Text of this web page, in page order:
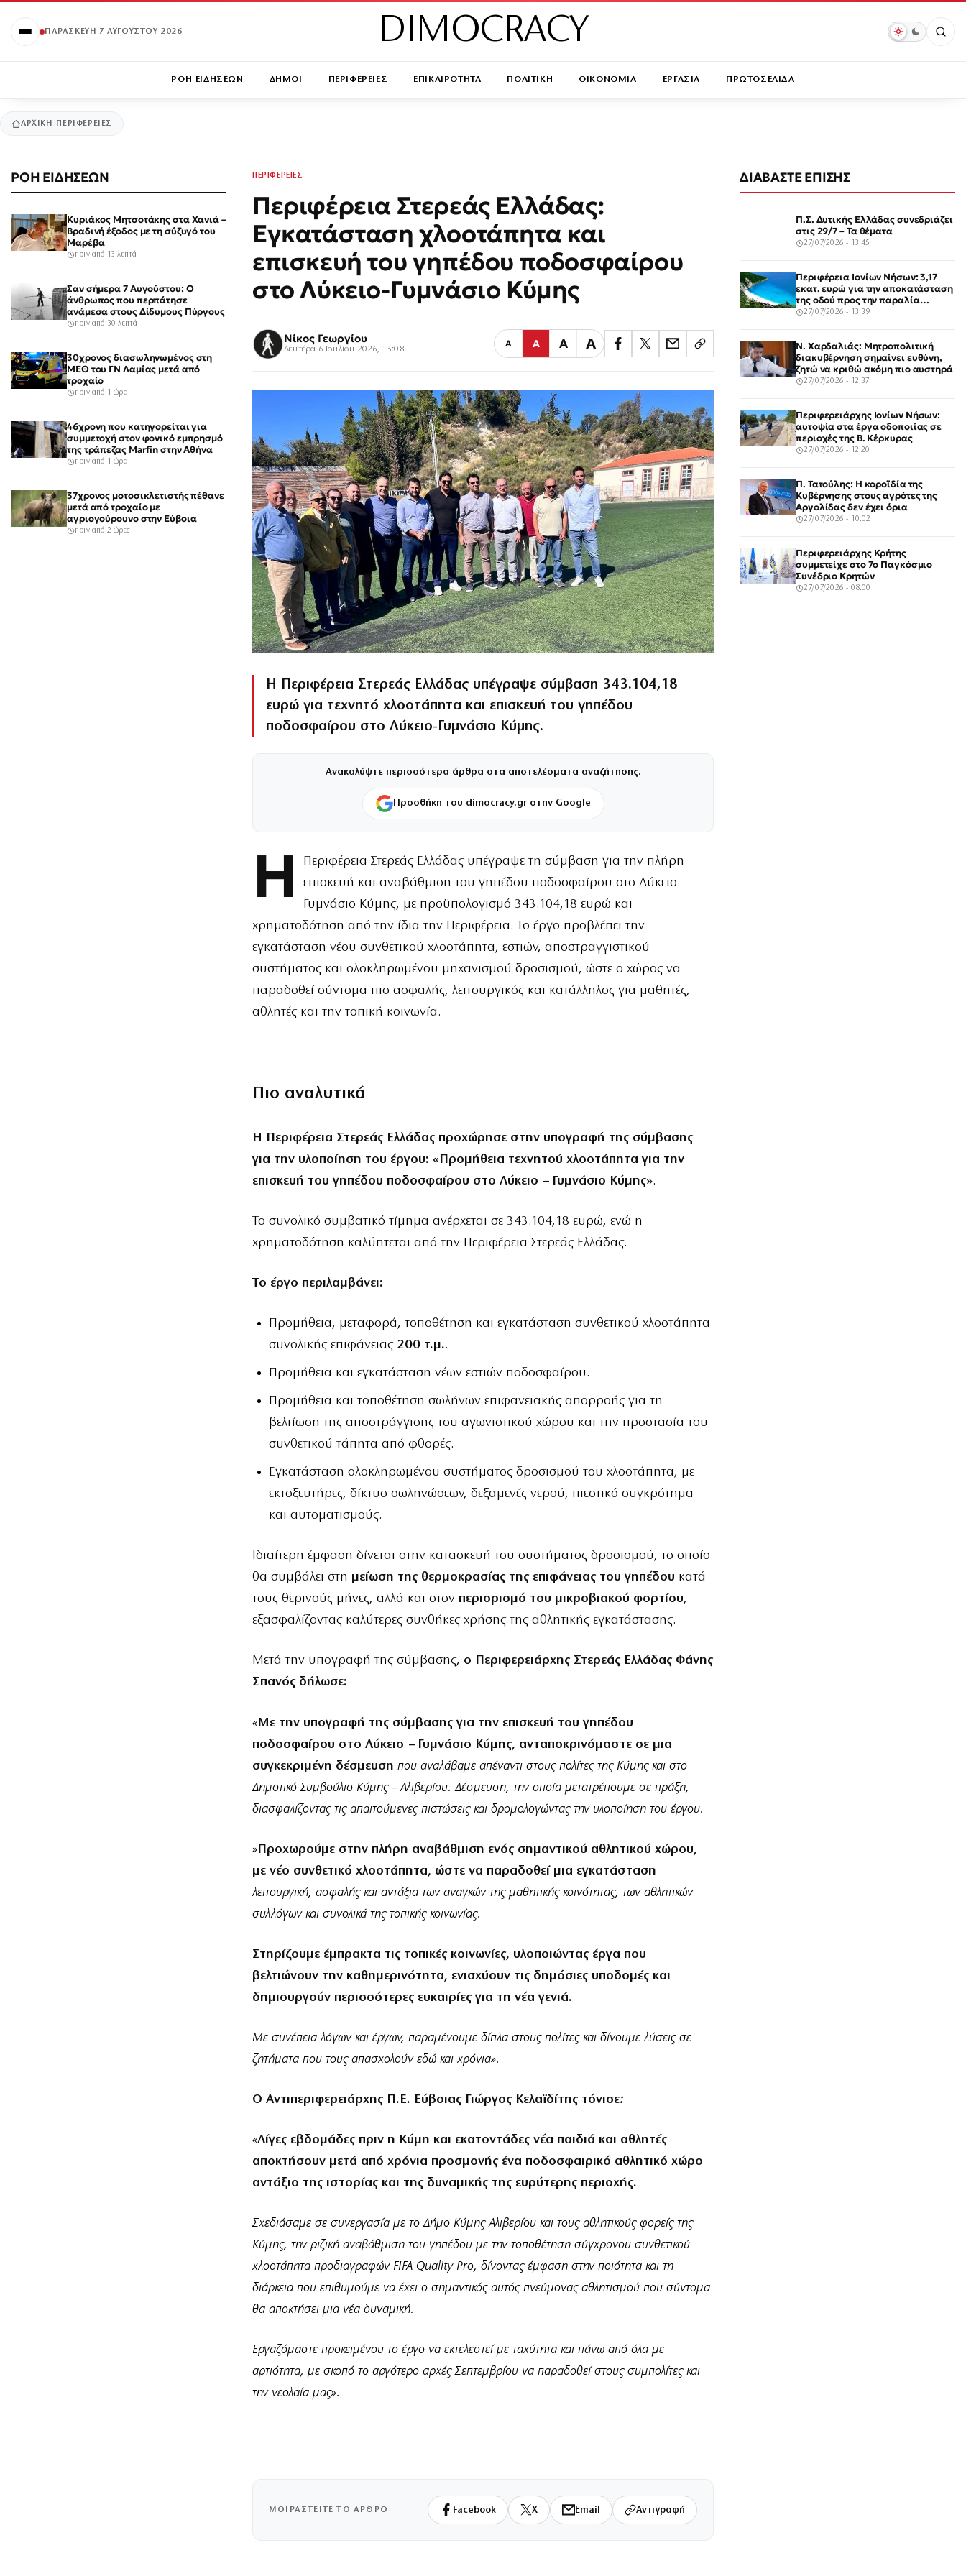
ΠΑΡΑΣΚΕΥΉ 7 ΑΥΓΟΎΣΤΟΥ 2026 DIMOCRACY
ΡΟΗ ΕΙΔΗΣΕΩΝ ΔΗΜΟΙ ΠΕΡΙΦΕΡΕΙΕΣ ΕΠΙΚΑΙΡΟΤΗΤΑ ΠΟΛΙΤΙΚΗ ΟΙΚΟΝΟΜΙΑ ΕΡΓΑΣΙΑ ΠΡΩΤΟΣΕΛΙΔΑ
ΑΡΧΙΚΉ ΠΕΡΙΦΕΡΕΙΕΣ
ΡΟΗ ΕΙΔΗΣΕΩΝ
Κυριάκος Μητσοτάκης στα Χανιά –
Βραδινή έξοδος με τη σύζυγό του
Μαρέβα
πριν από 13 λεπτά
Σαν σήμερα 7 Αυγούστου: Ο
άνθρωπος που περπάτησε
ανάμεσα στους Δίδυμους Πύργους
πριν από 30 λεπτά
30χρονος διασωληνωμένος στη
ΜΕΘ του ΓΝ Λαμίας μετά από
τροχαίο
πριν από 1 ώρα
46χρονη που κατηγορείται για
συμμετοχή στον φονικό εμπρησμό
της τράπεζας Marfin στην Αθήνα
πριν από 1 ώρα
37χρονος μοτοσικλετιστής πέθανε
μετά από τροχαίο με
αγριογούρουνο στην Εύβοια
πριν από 2 ώρες
ΠΕΡΙΦΕΡΕΙΕΣ
Περιφέρεια Στερεάς Ελλάδας:
Εγκατάσταση χλοοτάπητα και
επισκευή του γηπέδου ποδοσφαίρου
στο Λύκειο-Γυμνάσιο Κύμης
Νίκος Γεωργίου
Δευτέρα 6 Ιουλίου 2026, 13:08
Α Α Α Α
Η Περιφέρεια Στερεάς Ελλάδας υπέγραψε σύμβαση 343.104,18
ευρώ για τεχνητό χλοοτάπητα και επισκευή του γηπέδου
ποδοσφαίρου στο Λύκειο-Γυμνάσιο Κύμης.
Ανακαλύψτε περισσότερα άρθρα στα αποτελέσματα αναζήτησης.
Προσθήκη του dimocracy.gr στην Google
Η
Περιφέρεια Στερεάς Ελλάδας υπέγραψε τη σύμβαση για την πλήρη
επισκευή και αναβάθμιση του γηπέδου ποδοσφαίρου στο Λύκειο-
Γυμνάσιο Κύμης, με προϋπολογισμό 343.104,18 ευρώ και
χρηματοδότηση από την ίδια την Περιφέρεια. Το έργο προβλέπει την
εγκατάσταση νέου συνθετικού χλοοτάπητα, εστιών, αποστραγγιστικού
συστήματος και ολοκληρωμένου μηχανισμού δροσισμού, ώστε ο χώρος να
παραδοθεί σύντομα πιο ασφαλής, λειτουργικός και κατάλληλος για μαθητές,
αθλητές και την τοπική κοινωνία.
Πιο αναλυτικά
Η Περιφέρεια Στερεάς Ελλάδας προχώρησε στην υπογραφή της σύμβασης
για την υλοποίηση του έργου: «Προμήθεια τεχνητού χλοοτάπητα για την
επισκευή του γηπέδου ποδοσφαίρου στο Λύκειο – Γυμνάσιο Κύμης».
Το συνολικό συμβατικό τίμημα ανέρχεται σε 343.104,18 ευρώ, ενώ η
χρηματοδότηση καλύπτεται από την Περιφέρεια Στερεάς Ελλάδας.
Το έργο περιλαμβάνει:
Προμήθεια, μεταφορά, τοποθέτηση και εγκατάσταση συνθετικού χλοοτάπητα
συνολικής επιφάνειας 200 τ.μ..
Προμήθεια και εγκατάσταση νέων εστιών ποδοσφαίρου.
Προμήθεια και τοποθέτηση σωλήνων επιφανειακής απορροής για τη
βελτίωση της αποστράγγισης του αγωνιστικού χώρου και την προστασία του
συνθετικού τάπητα από φθορές.
Εγκατάσταση ολοκληρωμένου συστήματος δροσισμού του χλοοτάπητα, με
εκτοξευτήρες, δίκτυο σωληνώσεων, δεξαμενές νερού, πιεστικό συγκρότημα
και αυτοματισμούς.
Ιδιαίτερη έμφαση δίνεται στην κατασκευή του συστήματος δροσισμού, το οποίο
θα συμβάλει στη μείωση της θερμοκρασίας της επιφάνειας του γηπέδου κατά
τους θερινούς μήνες, αλλά και στον περιορισμό του μικροβιακού φορτίου,
εξασφαλίζοντας καλύτερες συνθήκες χρήσης της αθλητικής εγκατάστασης.
Μετά την υπογραφή της σύμβασης, ο Περιφερειάρχης Στερεάς Ελλάδας Φάνης
Σπανός δήλωσε:
« Με την υπογραφή της σύμβασης για την επισκευή του γηπέδου
ποδοσφαίρου στο Λύκειο – Γυμνάσιο Κύμης, ανταποκρινόμαστε σε μια
συγκεκριμένη δέσμευση που αναλάβαμε απέναντι στους πολίτες της Κύμης και στο
Δημοτικό Συμβούλιο Κύμης – Αλιβερίου. Δέσμευση, την οποία μετατρέπουμε σε πράξη,
διασφαλίζοντας τις απαιτούμενες πιστώσεις και δρομολογώντας την υλοποίηση του έργου.
» Προχωρούμε στην πλήρη αναβάθμιση ενός σημαντικού αθλητικού χώρου,
με νέο συνθετικό χλοοτάπητα, ώστε να παραδοθεί μια εγκατάσταση
λειτουργική, ασφαλής και αντάξια των αναγκών της μαθητικής κοινότητας, των αθλητικών
συλλόγων και συνολικά της τοπικής κοινωνίας.
Στηρίζουμε έμπρακτα τις τοπικές κοινωνίες, υλοποιώντας έργα που
βελτιώνουν την καθημερινότητα, ενισχύουν τις δημόσιες υποδομές και
δημιουργούν περισσότερες ευκαιρίες για τη νέα γενιά.
Με συνέπεια λόγων και έργων, παραμένουμε δίπλα στους πολίτες και δίνουμε λύσεις σε
ζητήματα που τους απασχολούν εδώ και χρόνια».
Ο Αντιπεριφερειάρχης Π.Ε. Εύβοιας Γιώργος Κελαϊδίτης τόνισε:
«Λίγες εβδομάδες πριν η Κύμη και εκατοντάδες νέα παιδιά και αθλητές
αποκτήσουν μετά από χρόνια προσμονής ένα ποδοσφαιρικό αθλητικό χώρο
αντάξιο της ιστορίας και της δυναμικής της ευρύτερης περιοχής.
Σχεδιάσαμε σε συνεργασία με το Δήμο Κύμης Αλιβερίου και τους αθλητικούς φορείς της
Κύμης, την ριζική αναβάθμιση του γηπέδου με την τοποθέτηση σύγχρονου συνθετικού
χλοοτάπητα προδιαγραφών FIFA Quality Pro, δίνοντας έμφαση στην ποιότητα και τη
διάρκεια που επιθυμούμε να έχει ο σημαντικός αυτός πνεύμονας αθλητισμού που σύντομα
θα αποκτήσει μια νέα δυναμική.
Εργαζόμαστε προκειμένου το έργο να εκτελεστεί με ταχύτητα και πάνω από όλα με
αρτιότητα, με σκοπό το αργότερο αρχές Σεπτεμβρίου να παραδοθεί στους συμπολίτες και
την νεολαία μας».
ΜΟΙΡΑΣΤΕΙΤΕ ΤΟ ΑΡΘΡΟ Facebook X Email Αντιγραφή
ΔΙΑΒΑΣΤΕ ΕΠΙΣΗΣ
Π.Σ. Δυτικής Ελλάδας συνεδριάζει
στις 29/7 – Τα θέματα
27/07/2026 - 13:45
Περιφέρεια Ιονίων Νήσων: 3,17
εκατ. ευρώ για την αποκατάσταση
της οδού προς την παραλία
Μύρτος στην Κεφαλονιά
27/07/2026 - 13:39
Ν. Χαρδαλιάς: Μητροπολιτική
διακυβέρνηση σημαίνει ευθύνη,
ζητώ να κριθώ ακόμη πιο αυστηρά
27/07/2026 - 12:37
Περιφερειάρχης Ιονίων Νήσων:
αυτοψία στα έργα οδοποιίας σε
περιοχές της Β. Κέρκυρας
27/07/2026 - 12:20
Π. Τατούλης: Η κοροϊδία της
Κυβέρνησης στους αγρότες της
Αργολίδας δεν έχει όρια
27/07/2026 - 10:02
Περιφερειάρχης Κρήτης
συμμετείχε στο 7ο Παγκόσμιο
Συνέδριο Κρητών
27/07/2026 - 08:00